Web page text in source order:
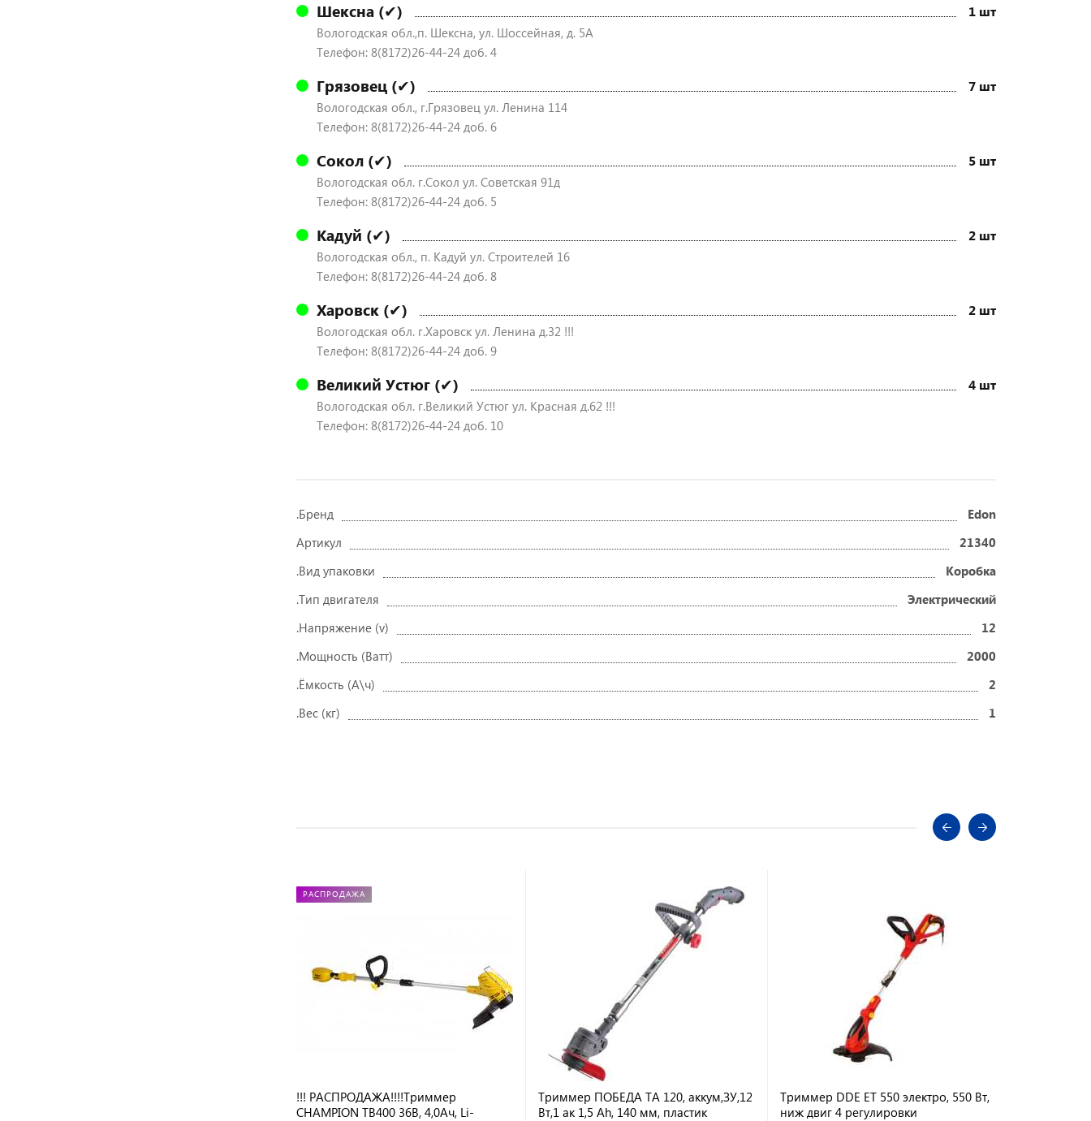
Шексна (✔) 1 шт
Вологодская обл.,п. Шексна, ул. Шоссейная, д. 5А
Телефон: 8(8172)26-44-24 доб. 4
Грязовец (✔) 7 шт
Вологодская обл., г.Грязовец ул. Ленина 114
Телефон: 8(8172)26-44-24 доб. 6
Сокол (✔) 5 шт
Вологодская обл. г.Сокол ул. Советская 91д
Телефон: 8(8172)26-44-24 доб. 5
Кадуй (✔) 2 шт
Вологодская обл., п. Кадуй ул. Строителей 16
Телефон: 8(8172)26-44-24 доб. 8
Харовск (✔) 2 шт
Вологодская обл. г.Харовск ул. Ленина д.32 !!!
Телефон: 8(8172)26-44-24 доб. 9
Великий Устюг (✔) 4 шт
Вологодская обл. г.Великий Устюг ул. Красная д.62 !!!
Телефон: 8(8172)26-44-24 доб. 10
.Бренд
Edon
Артикул
21340
.Вид упаковки
Коробка
.Тип двигателя
Электрический
.Напряжение (v)
12
.Мощность (Ватт)
2000
.Ёмкость (А\ч)
2
.Вес (кг)
1
РАСПРОДАЖА
!!! РАСПРОДАЖА!!!!Триммер
CHAMPION TB400 36В, 4,0Ач, Li-
Триммер ПОБЕДА ТА 120, аккум,ЗУ,12
Вт,1 ак 1,5 Ah, 140 мм, пластик
Триммер DDE ET 550 электро, 550 Вт,
ниж двиг 4 регулировки